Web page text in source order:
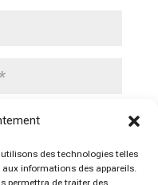
des technologies telles
informations des appareils.
permettra de traiter des
de suivi par e-